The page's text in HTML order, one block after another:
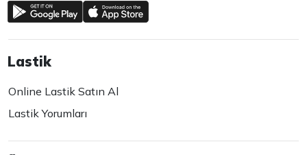
Lastik
Online Lastik Satın Al
Lastik Yorumları